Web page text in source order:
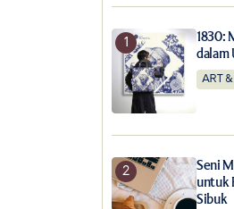
1830:
dalam
ART &
Seni
untuk
Sibuk